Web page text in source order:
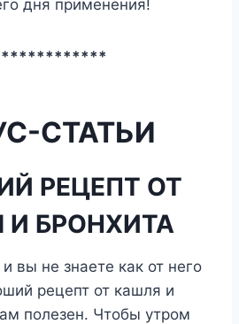
дня применения!
СТАТЬИ
РЕЦЕПТ ОТ
БРОНХИТА
вы не знаете как от него
рецепт от кашля и
полезен. Чтобы утром